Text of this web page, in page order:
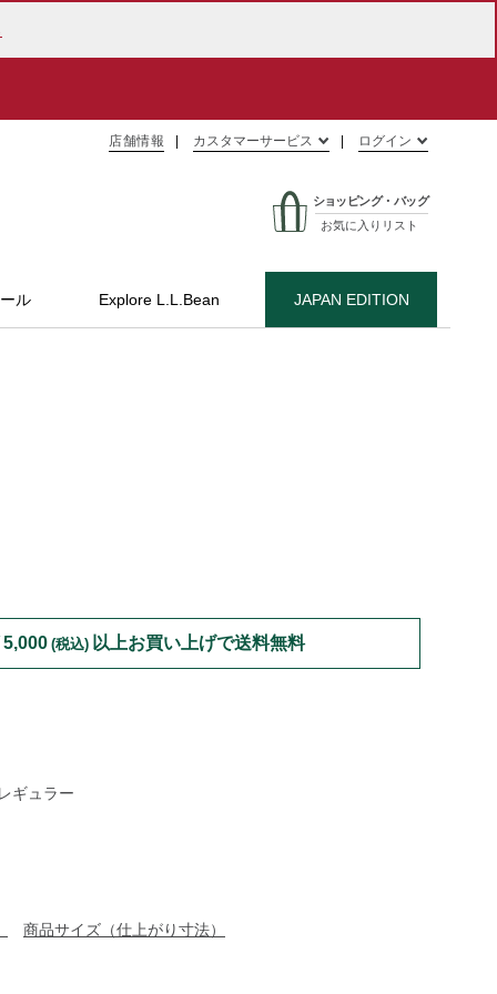
店舗情報 カスタマーサービス ログイン
ショッピング・バッグ
お気に入りリスト
ル Explore L.L.Bean JAPAN EDITION
ー限定｜店舗受け取りサービス開始
(税込) 以上お買い上げで送料無料
ギュラー
商品サイズ（仕上がり寸法）